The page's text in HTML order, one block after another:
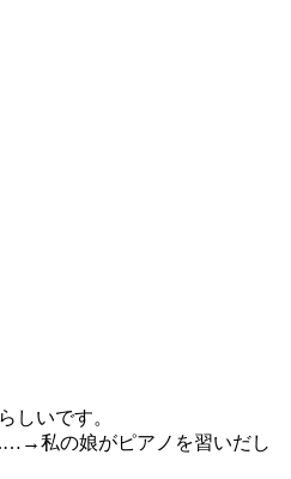
しいです。
私の娘がピアノを習いだし